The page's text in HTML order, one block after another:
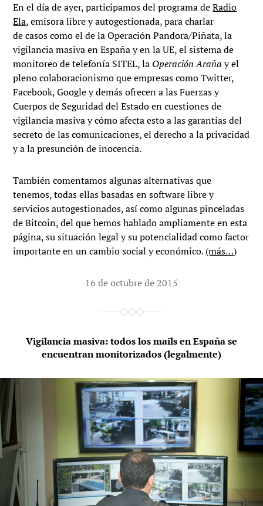
En el día de ayer, participamos del programa deRadio
Ela, emisora libre y autogestionada, para charlar
de casos como el de la Operación Pandora/Piñata, la
vigilancia masiva en España y en la UE, el sistema de
monitoreo de telefonía SITEL, la Operación Araña y el
pleno colaboracionismo que empresas como Twitter,
Facebook, Google y demás ofrecen a las Fuerzas y
Cuerpos de Seguridad del Estado en cuestiones de
vigilancia masiva y cómo afecta esto a las garantías del
secreto de las comunicaciones, el derecho a la privacidad
y a la presunción de inocencia.
También comentamos algunas alternativas que
tenemos, todas ellas basadas en software libre y
servicios autogestionados, así como algunas pinceladas
de Bitcoin, del que hemos hablado ampliamente en esta
página, su situación legal y su potencialidad como factor
importante en un cambio social y económico.(más…)
16 de octubre de 2015
Vigilancia masiva: todos los mails en España se
encuentran monitorizados (legalmente)